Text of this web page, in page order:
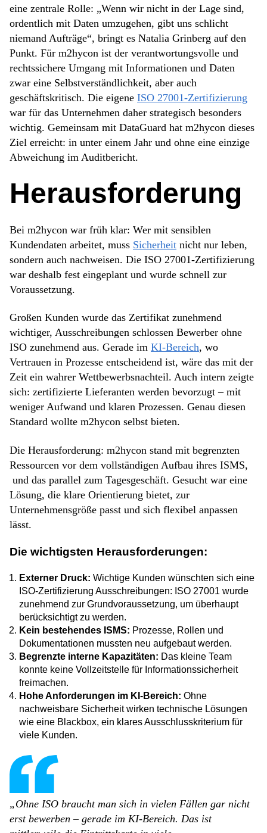
eine zentrale Rolle: „Wenn wir nicht in der Lage sind,
ordentlich mit Daten umzugehen, gibt uns schlicht
niemand Aufträge“, bringt es Natalia Grinberg auf den
Punkt. Für m2hycon ist der verantwortungsvolle und
rechtssichere Umgang mit Informationen und Daten
zwar eine Selbstverständlichkeit, aber auch
geschäftskritisch. Die eigene ISO 27001-Zertifizierung
war für das Unternehmen daher strategisch besonders
wichtig. Gemeinsam mit DataGuard hat m2hycon dieses
Ziel erreicht: in unter einem Jahr und ohne eine einzige
Abweichung im Auditbericht.
Herausforderung
Bei m2hycon war früh klar: Wer mit sensiblen
Kundendaten arbeitet, muss Sicherheit nicht nur leben,
sondern auch nachweisen. Die ISO 27001-Zertifizierung
war deshalb fest eingeplant und wurde schnell zur
Voraussetzung.
Großen Kunden wurde das Zertifikat zunehmend
wichtiger, Ausschreibungen schlossen Bewerber ohne
ISO zunehmend aus. Gerade im KI-Bereich, wo
Vertrauen in Prozesse entscheidend ist, wäre das mit der
Zeit ein wahrer Wettbewerbsnachteil. Auch intern zeigte
sich: zertifizierte Lieferanten werden bevorzugt – mit
weniger Aufwand und klaren Prozessen. Genau diesen
Standard wollte m2hycon selbst bieten.
Die Herausforderung: m2hycon stand mit begrenzten
Ressourcen vor dem vollständigen Aufbau ihres ISMS,
und das parallel zum Tagesgeschäft. Gesucht war eine
Lösung, die klare Orientierung bietet, zur
Unternehmensgröße passt und sich flexibel anpassen
lässt.
Die wichtigsten Herausforderungen:
Externer Druck: Wichtige Kunden wünschten sich eine
ISO-Zertifizierung Ausschreibungen: ISO 27001 wurde
zunehmend zur Grundvoraussetzung, um überhaupt
berücksichtigt zu werden.
Kein bestehendes ISMS: Prozesse, Rollen und
Dokumentationen mussten neu aufgebaut werden.
Begrenzte interne Kapazitäten: Das kleine Team
konnte keine Vollzeitstelle für Informationssicherheit
freimachen.
Hohe Anforderungen im KI-Bereich: Ohne
nachweisbare Sicherheit wirken technische Lösungen
wie eine Blackbox, ein klares Ausschlusskriterium für
viele Kunden.
„Ohne ISO braucht man sich in vielen Fällen gar nicht
erst bewerben – gerade im KI-Bereich. Das ist